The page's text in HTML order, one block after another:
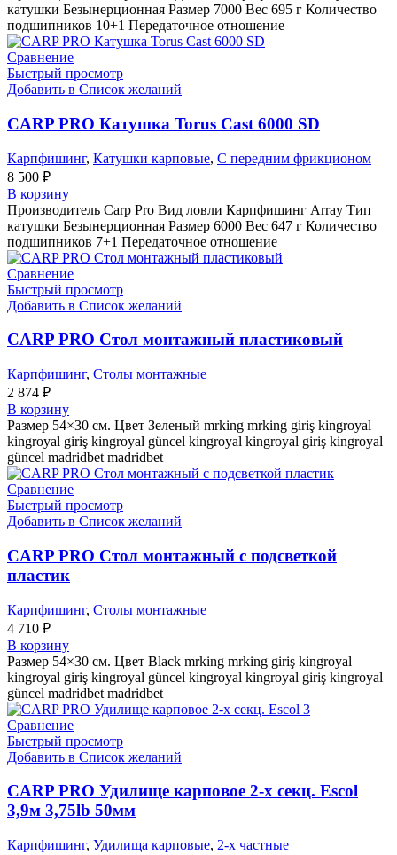
катушки Безынерционная Размер 7000 Вес 695 г Количество
подшипников 10+1 Передаточное отношение
Сравнение
Быстрый просмотр
Добавить в Список желаний
CARP PRO Катушкa Torus Cast 6000 SD
Карпфишинг, Катушки карповые, С передним фрикционом
8 500 ₽
В корзину
Производитель Carp Pro Вид ловли Карпфишинг Array Тип
катушки Безынерционная Размер 6000 Вес 647 г Количество
подшипников 7+1 Передаточное отношение
Сравнение
Быстрый просмотр
Добавить в Список желаний
CARP PRO Стол монтажный пластиковый
Карпфишинг, Столы монтажные
2 874 ₽
В корзину
Размер 54×30 см. Цвет Зеленый mrking mrking giriş kingroyal
kingroyal giriş kingroyal güncel kingroyal kingroyal giriş kingroyal
güncel madridbet madridbet
Сравнение
Быстрый просмотр
Добавить в Список желаний
CARP PRO Стол монтажный с подсветкой
пластик
Карпфишинг, Столы монтажные
4 710 ₽
В корзину
Размер 54×30 см. Цвет Black mrking mrking giriş kingroyal
kingroyal giriş kingroyal güncel kingroyal kingroyal giriş kingroyal
güncel madridbet madridbet
Сравнение
Быстрый просмотр
Добавить в Список желаний
CARP PRO Удилище карповое 2-х секц. Escol
3,9м 3,75lb 50мм
Карпфишинг, Удилища карповые, 2-х частные